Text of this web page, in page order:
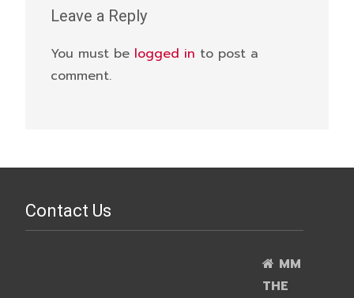
Leave a Reply
You must be logged in to post a
comment.
Contact Us
MM
THE